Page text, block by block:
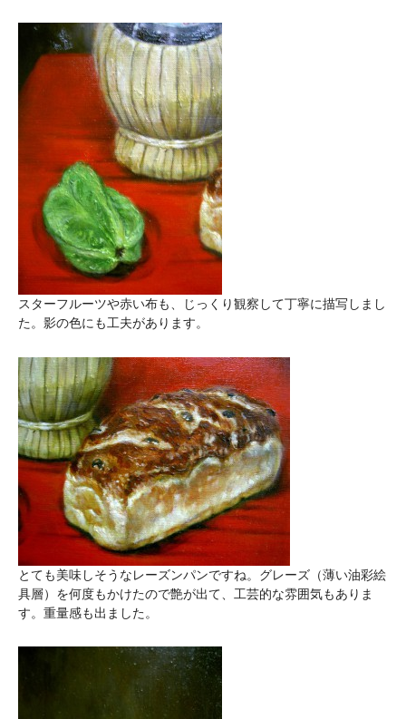
スターフルーツや赤い布も、じっくり観察して丁寧に描写しまし
た。影の色にも工夫があります。
とても美味しそうなレーズンパンですね。グレーズ（薄い油彩絵
具層）を何度もかけたので艶が出て、工芸的な雰囲気もありま
す。重量感も出ました。